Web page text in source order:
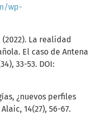
wp-
(2022). La realidad
El caso de Antena
33-53. DOI:
¿nuevos perfiles
14(27), 56-67.